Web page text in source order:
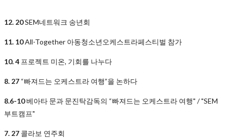
12. 20SEM네트워크 송년회
11. 10All-Together 아동청소년오케스트라페스티벌 참가
10. 4 프로젝트 미온, 기회를 나누다
8. 27 “빠져드는 오케스트라 여행”을 논하다
8.6-10베아타 문과 문진탁감독의 “빠져드는 오케스트라 여행" / "SEM
부트캠프"
7. 27 콜라보 연주회